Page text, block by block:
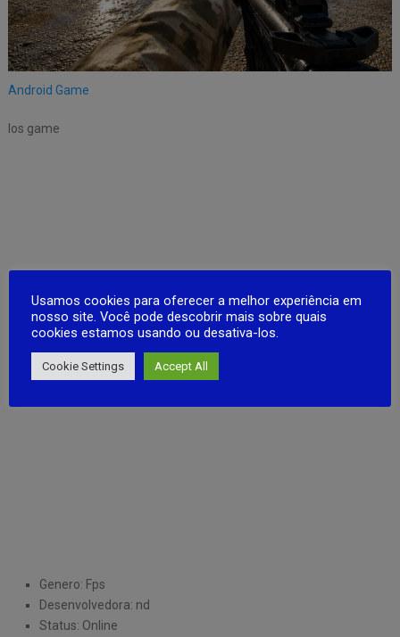
Android Game
Ios game
Genero: Fps
Desenvolvedora: nd
Status: Online
Usamos cookies para oferecer a melhor experiência em
nosso site. Você pode descobrir mais sobre quais
cookies estamos usando ou desativa-los.
Cookie Settings Accept All